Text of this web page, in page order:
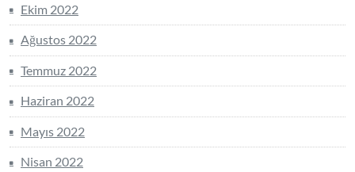
Ekim 2022
Ağustos 2022
Temmuz 2022
Haziran 2022
Mayıs 2022
Nisan 2022